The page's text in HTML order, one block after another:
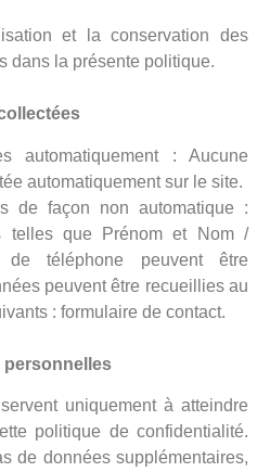
et la conservation des
dans la présente politique.
automatiquement : Aucune
automatiquement sur le site.
de façon non automatique :
telles que Prénom et Nom /
téléphone peuvent être
peuvent être recueillies au
: formulaire de contact.
personnelles
uniquement à atteindre
politique de confidentialité.
de données supplémentaires,